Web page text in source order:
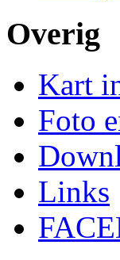
Overig
Kart
Foto
Links